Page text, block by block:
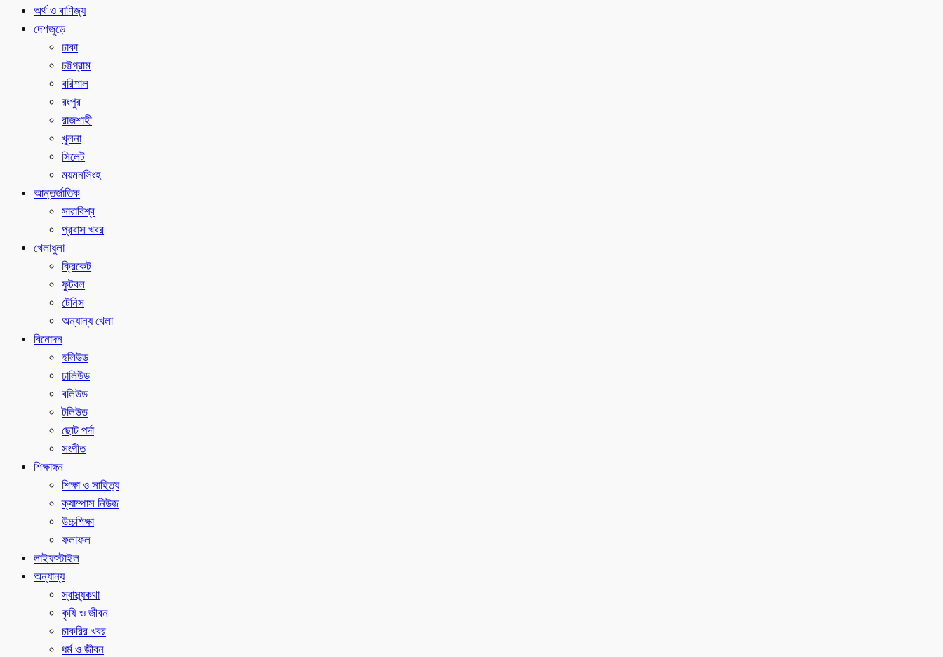
অর্থ ও বাণিজ্য
দেশজুড়ে
ঢাকা
চট্টগ্রাম
বরিশাল
রংপুর
রাজশাহী
খুলনা
সিলেট
ময়মনসিংহ
আন্তর্জাতিক
সারাবিশ্ব
প্রবাস খবর
খেলাধুলা
ক্রিকেট
ফুটবল
টেনিস
অন্যান্য খেলা
বিনোদন
হলিউড
ঢালিউড
বলিউড
টলিউড
ছোট পর্দা
সংগীত
শিক্ষাঙ্গন
শিক্ষা ও সাহিত্য
ক্যাম্পাস নিউজ
উচ্চশিক্ষা
ফলাফল
লাইফস্টাইল
অন্যান্য
স্বাস্থ্যকথা
কৃষি ও জীবন
চাকরির খবর
ধর্ম ও জীবন